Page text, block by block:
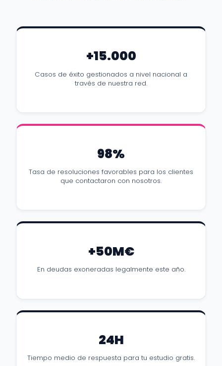
+15.000
Casos de éxito gestionados a nivel nacional a
través de nuestra red.
98%
Tasa de resoluciones favorables para los clientes
que contactaron con nosotros.
+50M€
En deudas exoneradas legalmente este año.
24H
Tiempo medio de respuesta para tu estudio gratis.